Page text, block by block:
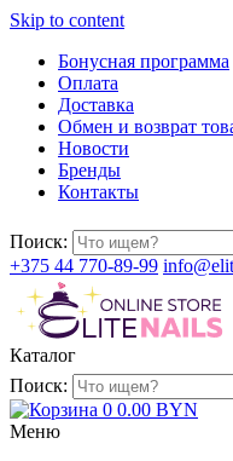
Skip to content
Бонусная программа
Оплата
Доставка
Обмен и возврат
Новости
Бренды
Контакты
Поиск:
+375 44 770-89-99
Каталог
Поиск:
0 0.00 BYN
Меню